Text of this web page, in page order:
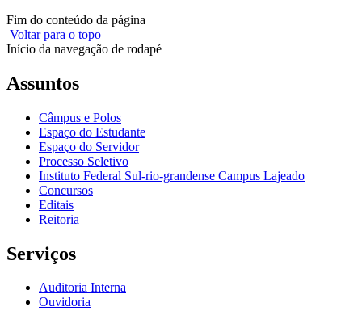
Fim do conteúdo da página
Voltar para o topo
Início da navegação de rodapé
Assuntos
Câmpus e Polos
Espaço do Estudante
Espaço do Servidor
Processo Seletivo
Instituto Federal Sul-rio-grandense Campus Lajeado
Concursos
Editais
Reitoria
Serviços
Auditoria Interna
Ouvidoria